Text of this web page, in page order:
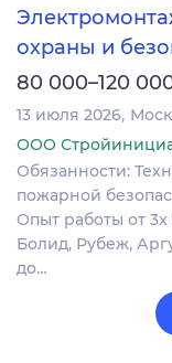
охраны и
80 000–120
13 июля 2026
ООО
Обязанности:
пожарной
Опыт работы от
Болид, Рубеж,
до…